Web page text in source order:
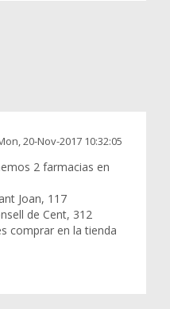
20-Nov-2017 10:32:05
2 farmacias en
Joan, 117
de Cent, 312
comprar en la tienda